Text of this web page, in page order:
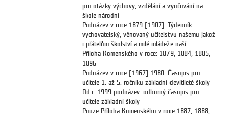
pro otázky výchovy, vzdělání a vyučování na
škole národní
Podnázev v roce 1879-[1907]: Týdenník
vychovatelský, věnovaný učitelstvu našemu jakož
i přátelům školství a milé mládeže naší.
Příloha Komenského v roce: 1879, 1884, 1885,
1896
Podnázev v roce [1967]-1980: Časopis pro
učitele 1. až 5. ročníku základní devítileté školy
Od r. 1999 podnázev: odborný časopis pro
učitele základní školy
Pouze Příloha Komenského v roce 1887, 1888,